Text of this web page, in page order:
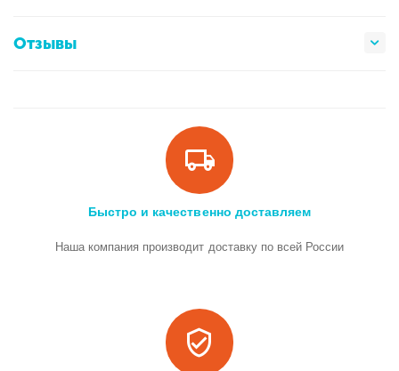
Отзывы
Быстро и качественно доставляем
Наша компания производит доставку по всей России